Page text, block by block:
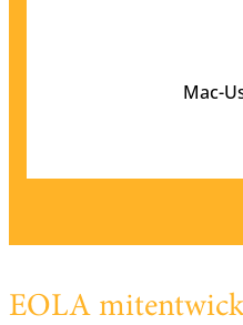
Mac-
EOLA